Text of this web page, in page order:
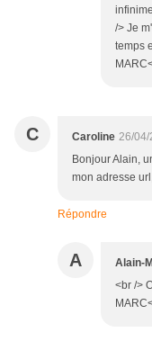
/> Je
temps
C Caroline 26/04/
Bonjour Alain,
mon adresse
Répondre
A Alain-
<br />